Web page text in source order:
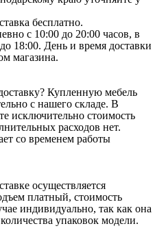
бесплатно.
с 10:00 до 20:00 часов, в
18:00. День и время доставки
магазина.
Купленную мебель
с нашего складе. В
исключительно стоимость
расходов нет.
со временем работы
осуществляется
платный, стоимость
индивидуально, так как она
упаковок модели.